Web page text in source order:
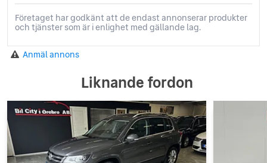
Företaget har godkänt att de endast annonserar produkter
och tjänster som är i enlighet med gällande lag.
Anmäl annons
Liknande fordon